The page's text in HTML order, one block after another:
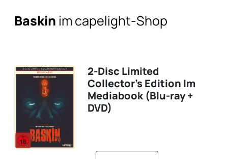
Baskin im capelight-Shop
2-Disc Limited
Collector's Edition Im
Mediabook (Blu-ray +
DVD)